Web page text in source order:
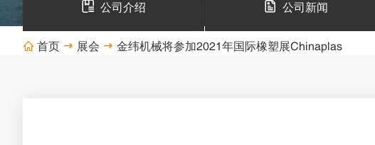
 首页  展会  金纬机械将参加2021年国际橡塑展Chinaplas
公司介绍 公司新闻